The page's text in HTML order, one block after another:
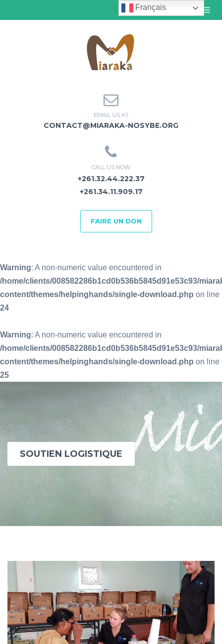
MENU
EMAIL US AT
CONTACT@MIARAKA-NOSYBE.ORG
CALL US NOW
+261.32.44.222.37
+261.34.11.909.17
FAIRE UN DON
Warning: A non-numeric value encountered in
/home/clients/008582286b1cd0b536b5845d91e53c93/
content/themes/helpinghands/single-download.php on line
24
Warning: A non-numeric value encountered in
/home/clients/008582286b1cd0b536b5845d91e53c93/
content/themes/helpinghands/single-download.php on line
25
SOUTIEN LOGISTIQUE
Français